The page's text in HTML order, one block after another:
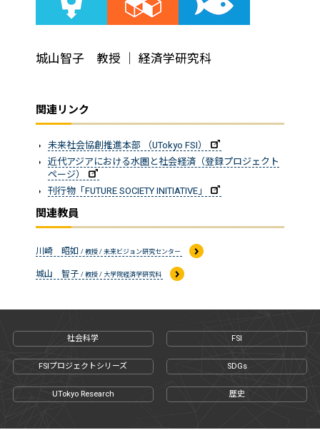
城山智子 教授 ｜ 経済学研究科
関連リンク
未来社会協創推進本部 （UTokyo FSI）
近代アジアにおける水圏と社会経済（登録プロジェクト
ページ）
刊行物「FUTURE SOCIETY INITIATIVE」
関連教員
川崎 昭如 / 教授 / 未来ビジョン研究センター
城山 智子 / 教授 / 大学院経済学研究科
社会科学 FSI
FSIプロジェクトシリーズ SDGs
UTokyo Research 歴史